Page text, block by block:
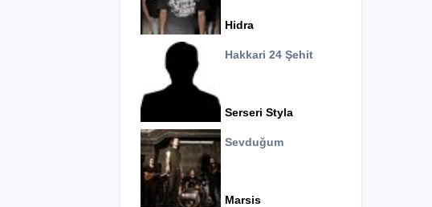
Hidra
Hakkari 24 Şehit
Serseri Styla
Sevduğum
Marsis